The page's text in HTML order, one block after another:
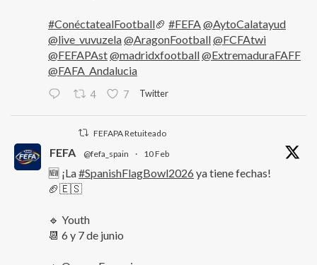
#ConéctatealFootball🏈 #FEFA@AytoCalatayud
@live_vuvuzela@AragonFootball@FCFAtwi
@FEFAPAst@madridxfootball@ExtremaduraFAFF
@FAFA_Andalucia
4 7 Twitter
FEFAPA Retuiteado
FEFA @fefa_spain · 10 Feb
🆕 ¡La#SpanishFlagBowl2026 ya tiene fechas!
🏈🇪🇸
🔹 Youth
📆 6 y 7 de junio